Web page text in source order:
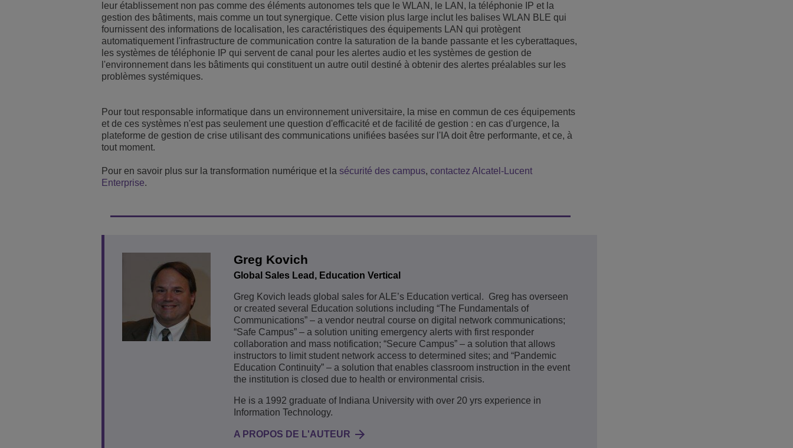
leur établissement non pas comme des éléments autonomes tels que le WLAN, le LAN, la téléphonie IP et la
gestion des bâtiments, mais comme un tout synergique. Cette vision plus large inclut les balises WLAN BLE qui
fournissent des informations de localisation, les caractéristiques des équipements LAN qui protègent
automatiquement l'infrastructure de communication contre la saturation de la bande passante et les cyberattaques,
les systèmes de téléphonie IP qui servent de canal pour les alertes audio et les systèmes de gestion de
l'environnement dans les bâtiments qui constituent un autre outil destiné à obtenir des alertes préalables sur les
problèmes systémiques.
Pour tout responsable informatique dans un environnement universitaire, la mise en commun de ces équipements
et de ces systèmes n'est pas seulement une question d'efficacité et de facilité de gestion : en cas d'urgence, la
plateforme de gestion de crise utilisant des communications unifiées basées sur l'IA doit être performante, et ce, à
tout moment.
Pour en savoir plus sur la transformation numérique et la sécurité des campus, contactez Alcatel-Lucent
Enterprise.
Greg Kovich
Global Sales Lead, Education Vertical
Greg Kovich leads global sales for ALE’s Education vertical. Greg has overseen
or created several Education solutions including “The Fundamentals of
Communications” – a vendor neutral course on digital network communications;
“Safe Campus” – a solution uniting emergency alerts with first responder
collaboration and mass notification; “Secure Campus” – a solution that allows
instructors to limit student network access to determined sites; and “Pandemic
Education Continuity” – a solution that enables classroom instruction in the event
the institution is closed due to health or environmental crisis.
He is a 1992 graduate of Indiana University with over 20 yrs experience in
Information Technology.
A PROPOS DE L'AUTEUR